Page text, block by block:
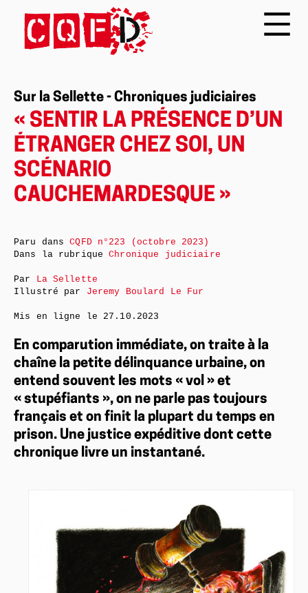
Sur la Sellette - Chroniques judiciaires
« SENTIR LA PRÉSENCE D’UN
ÉTRANGER CHEZ SOI, UN
SCÉNARIO
CAUCHEMARDESQUE »
En comparution immédiate, on traite à la
chaîne la petite délinquance urbaine, on
entend souvent les mots « vol » et
« stupéfiants », on ne parle pas toujours
français et on finit la plupart du temps en
prison. Une justice expéditive dont cette
chronique livre un instantané.
Paru dansCQFD n°223 (octobre 2023)
Dans la rubriqueChronique judiciaire
Par La Sellette
Illustré par Jeremy Boulard Le Fur
Mis en ligne le 27.10.2023